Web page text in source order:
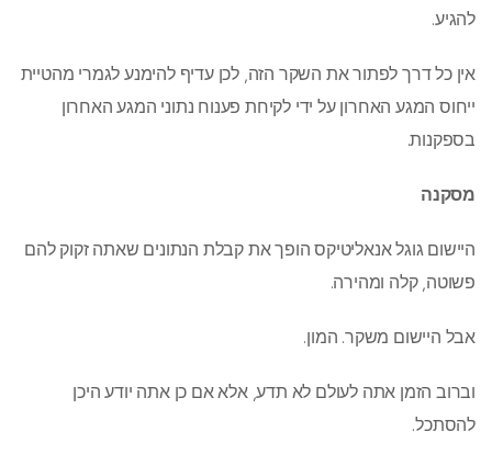
להגיע.
אין כל דרך לפתור את השקר הזה, לכן עדיף להימנע לגמרי מהטיית
ייחוס המגע האחרון על ידי לקיחת פענוח נתוני המגע האחרון
בספקנות.
מסקנה
היישום גוגל אנאליטיקס הופך את קבלת הנתונים שאתה זקוק להם
פשוטה, קלה ומהירה.
אבל היישום משקר. המון.
וברוב הזמן אתה לעולם לא תדע, אלא אם כן אתה יודע היכן
להסתכל.